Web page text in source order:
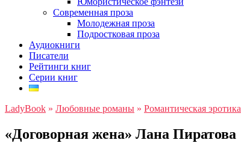
Современная проза
Молодежная проза
Подростковая проза
Аудиокниги
Писатели
Рейтинги книг
Серии книг
LadyBook » Любовные романы » Романтическая эротика
«Договорная жена» Лана Пиратова